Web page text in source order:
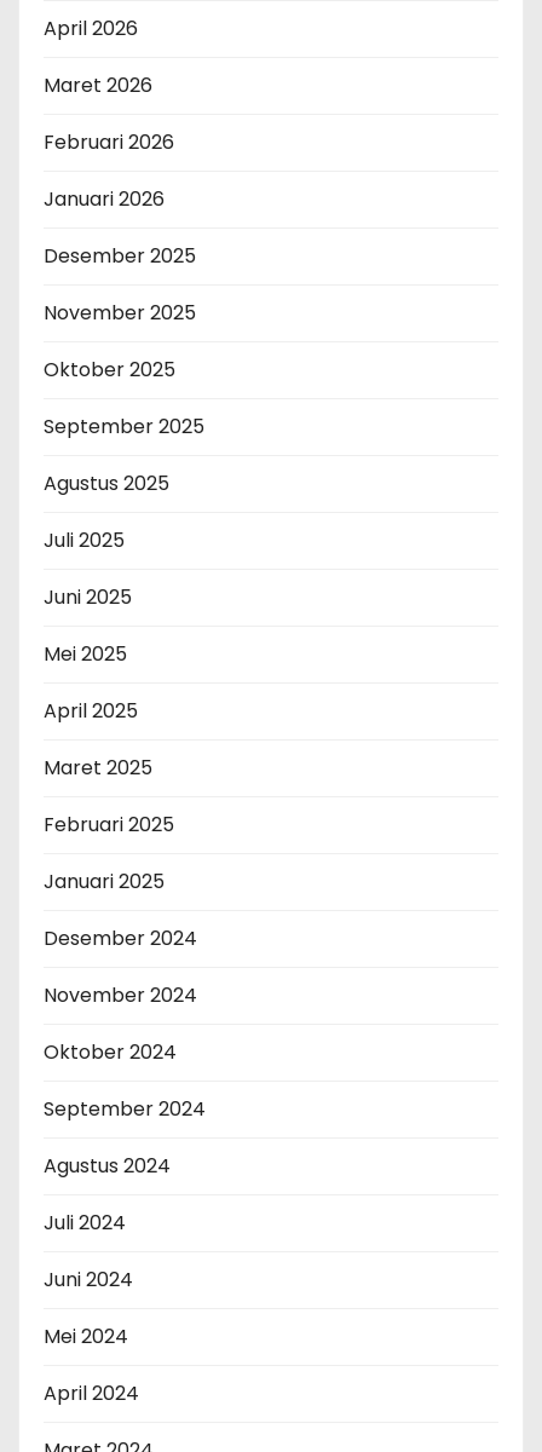
April 2026
Maret 2026
Februari 2026
Januari 2026
Desember 2025
November 2025
Oktober 2025
September 2025
Agustus 2025
Juli 2025
Juni 2025
Mei 2025
April 2025
Maret 2025
Februari 2025
Januari 2025
Desember 2024
November 2024
Oktober 2024
September 2024
Agustus 2024
Juli 2024
Juni 2024
Mei 2024
April 2024